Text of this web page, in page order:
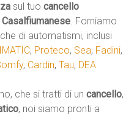
sul tuocancello
Casalfiumanese. Forniamo
di automatismi, inclusi
, Proteco, Sea, Fadini,
, Cardin,Tau, DEA
che si tratti di uncancello,
, noi siamo pronti a